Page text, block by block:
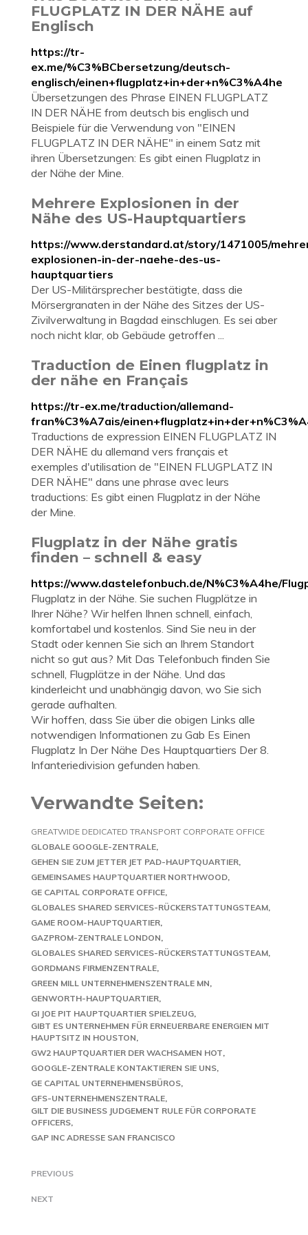
FLUGPLATZ IN DER NÄHE auf
Englisch
https://tr-
ex.me/%C3%BCbersetzung/deutsch-
englisch/einen+flugplatz+in+der+n%C3%A4he
Übersetzungen des Phrase EINEN FLUGPLATZ
IN DER NÄHE from deutsch bis englisch und
Beispiele für die Verwendung von "EINEN
FLUGPLATZ IN DER NÄHE" in einem Satz mit
ihren Übersetzungen: Es gibt einen Flugplatz in
der Nähe der Mine.
Mehrere Explosionen in der
Nähe des US-Hauptquartiers
https://www.derstandard.at/story/1471005/
explosionen-in-der-naehe-des-us-
hauptquartiers
Der US-Militärsprecher bestätigte, dass die
Mörsergranaten in der Nähe des Sitzes der US-
Zivilverwaltung in Bagdad einschlugen. Es sei aber
noch nicht klar, ob Gebäude getroffen ...
Traduction de Einen flugplatz in
der nähe en Français
https://tr-ex.me/traduction/allemand-
fran%C3%A7ais/
Traductions de expression EINEN FLUGPLATZ IN
DER NÄHE du allemand vers français et
exemples d'utilisation de "EINEN FLUGPLATZ IN
DER NÄHE" dans une phrase avec leurs
traductions: Es gibt einen Flugplatz in der Nähe
der Mine.
Flugplatz in der Nähe gratis
finden – schnell & easy
https://www.dastelefonbuch.de/N%C3%A4he/
Flugplatz in der Nähe. Sie suchen Flugplätze in
Ihrer Nähe? Wir helfen Ihnen schnell, einfach,
komfortabel und kostenlos. Sind Sie neu in der
Stadt oder kennen Sie sich an Ihrem Standort
nicht so gut aus? Mit Das Telefonbuch finden Sie
schnell, Flugplätze in der Nähe. Und das
kinderleicht und unabhängig davon, wo Sie sich
gerade aufhalten.
Wir hoffen, dass Sie über die obigen Links alle
notwendigen Informationen zu Gab Es Einen
Flugplatz In Der Nähe Des Hauptquartiers Der 8.
Infanteriedivision gefunden haben.
Verwandte Seiten:
GREATWIDE DEDICATED TRANSPORT CORPORATE OFFICE
GLOBALE GOOGLE-ZENTRALE
GEHEN SIE ZUM JETTER JET PAD-HAUPTQUARTIER
GEMEINSAMES HAUPTQUARTIER NORTHWOOD
GE CAPITAL CORPORATE OFFICE
GLOBALES SHARED SERVICES-RÜCKERSTATTUNGSTEAM
GAME ROOM-HAUPTQUARTIER
GAZPROM-ZENTRALE LONDON
GLOBALES SHARED SERVICES-RÜCKERSTATTUNGSTEAM
GORDMANS FIRMENZENTRALE
GREEN MILL UNTERNEHMENSZENTRALE MN
GENWORTH-HAUPTQUARTIER
GI JOE PIT HAUPTQUARTIER SPIELZEUG
GIBT ES UNTERNEHMEN FÜR ERNEUERBARE ENERGIEN MIT
HAUPTSITZ IN HOUSTON
GW2 HAUPTQUARTIER DER WACHSAMEN HOT
GOOGLE-ZENTRALE KONTAKTIEREN SIE UNS
GE CAPITAL UNTERNEHMENSBÜROS
GFS-UNTERNEHMENSZENTRALE
GILT DIE BUSINESS JUDGEMENT RULE FÜR CORPORATE
OFFICERS
GAP INC ADRESSE SAN FRANCISCO
PREVIOUS
NEXT